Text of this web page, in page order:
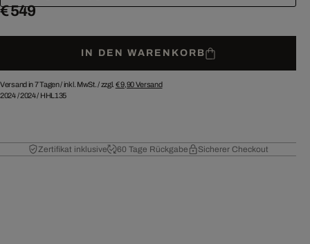
€ 549
IN DEN WARENKORB
Versand in 7 Tagen /inkl. MwSt. / zzgl. € 9,90Versand
2024/2024/ HHL135
Zertifikat inklusive 60 Tage Rückgabe Sicherer Checkout